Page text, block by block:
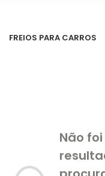
FREIOS PARA CARROS
Não